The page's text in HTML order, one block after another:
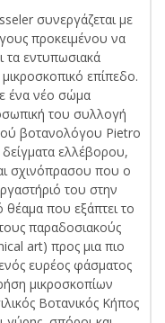
συνεργάζεται με
προκειμένου να
τα εντυπωσιακά
επίπεδο.
ένα νέο σώμα
του συλλογή
βοτανολόγου Pietro
ελλέβορου,
σχινόπρασου που ο
του στην
θέαμα που εξάπτει το
παραδοσιακούς
art) προς μια πιο
ευρέος φάσματος
μικροσκοπίων
Βοτανικός Κήπος